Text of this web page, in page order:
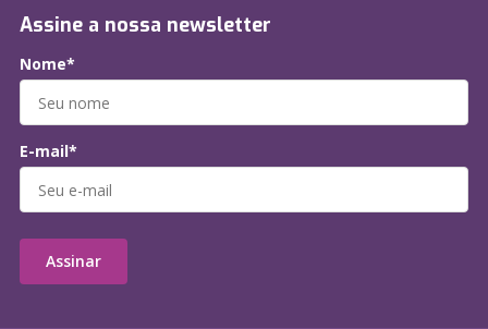
Assine a nossa newsletter
Nome*
E-mail*
Assinar